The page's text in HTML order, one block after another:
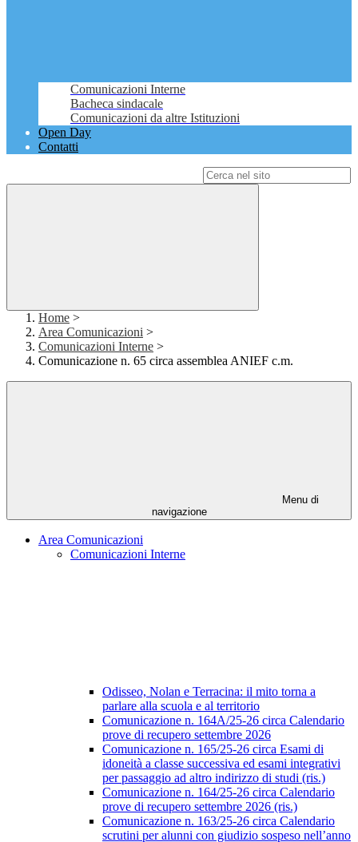
Comunicazioni Interne
Bacheca sindacale
Comunicazioni da altre Istituzioni
Open Day
Contatti
Home >
Area Comunicazioni >
Comunicazioni Interne >
Comunicazione n. 65 circa assemblea ANIEF c.m.
Menu di
navigazione
Area Comunicazioni
Comunicazioni Interne
Odisseo, Nolan e Terracina: il mito torna a
parlare alla scuola e al territorio
Comunicazione n. 164A/25-26 circa Calendario
prove di recupero settembre 2026
Comunicazione n. 165/25-26 circa Esami di
idoneità a classe successiva ed esami integrativi
per passaggio ad altro indirizzo di studi (ris.)
Comunicazione n. 164/25-26 circa Calendario
prove di recupero settembre 2026 (ris.)
Comunicazione n. 163/25-26 circa Calendario
scrutini per alunni con giudizio sospeso nell’anno